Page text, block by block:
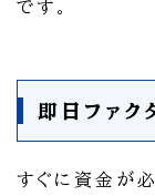
です。
即日ファク
すぐに資金が